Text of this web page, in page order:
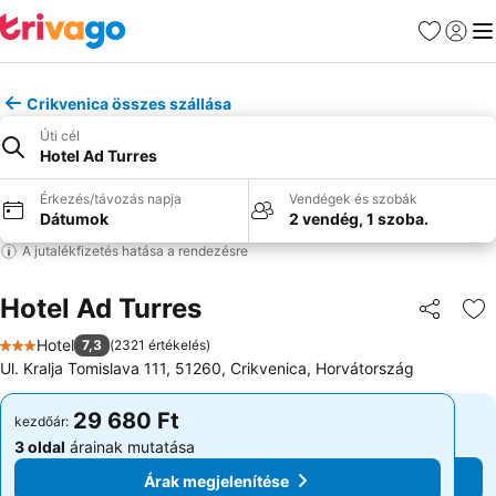
Kedvencek
Crikvenica összes szállása
Úti cél
Hotel Ad Turres
Érkezés/távozás napja
Dátumok
Vendégek és szobák
2 vendég, 1 szoba.
A jutalékfizetés hatása a rendezésre
Hotel Ad Turres
3 Kategória
Hotel 7,3 (2321 értékelés)
Ul. Kralja Tomislava 111, 51260, Crikvenica, Horvátország
kezdőár: 29 680 Ft
3 oldal árainak mutatása
Árak megjelenítése
kezdőár: 29 680 Ft
3 oldal árainak mutatása
Árak megjelenítése